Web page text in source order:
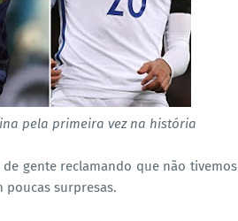
pela primeira vez na história
gente reclamando que não tivemos
poucas surpresas.